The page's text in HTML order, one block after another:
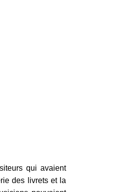
qui avaient
des livrets et la